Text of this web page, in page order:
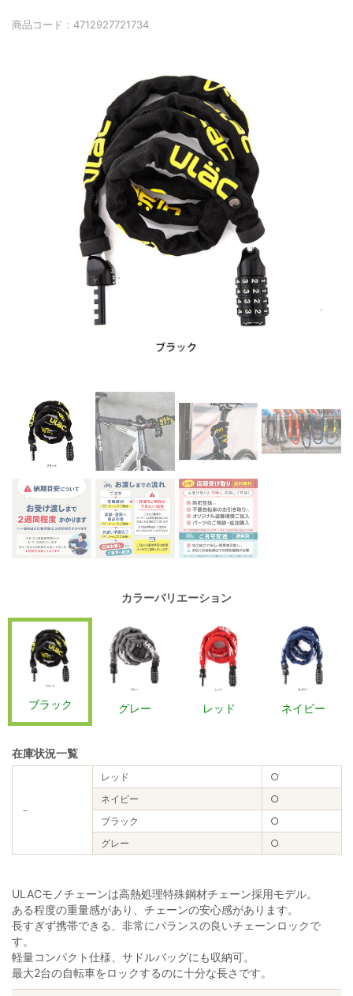
商品コード： 4712927721734
カラーバリエーション
ブラック グレー レッド ネイビー
在庫状況一覧
－
レッド
○
ネイビー
○
ブラック
○
グレー
○
ULACモノチェーンは高熱処理特殊鋼材チェーン採用モデル。
ある程度の重量感があり、チェーンの安心感があります。
長すぎず携帯できる、非常にバランスの良いチェーンロックで
す。
軽量コンパクト仕様、サドルバッグにも収納可。
最大2台の自転車をロックするのに十分な長さです。